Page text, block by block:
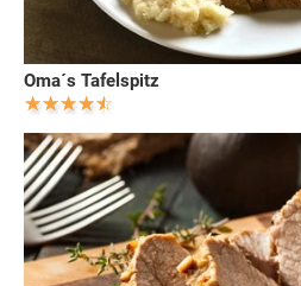
Oma´s Tafelspitz